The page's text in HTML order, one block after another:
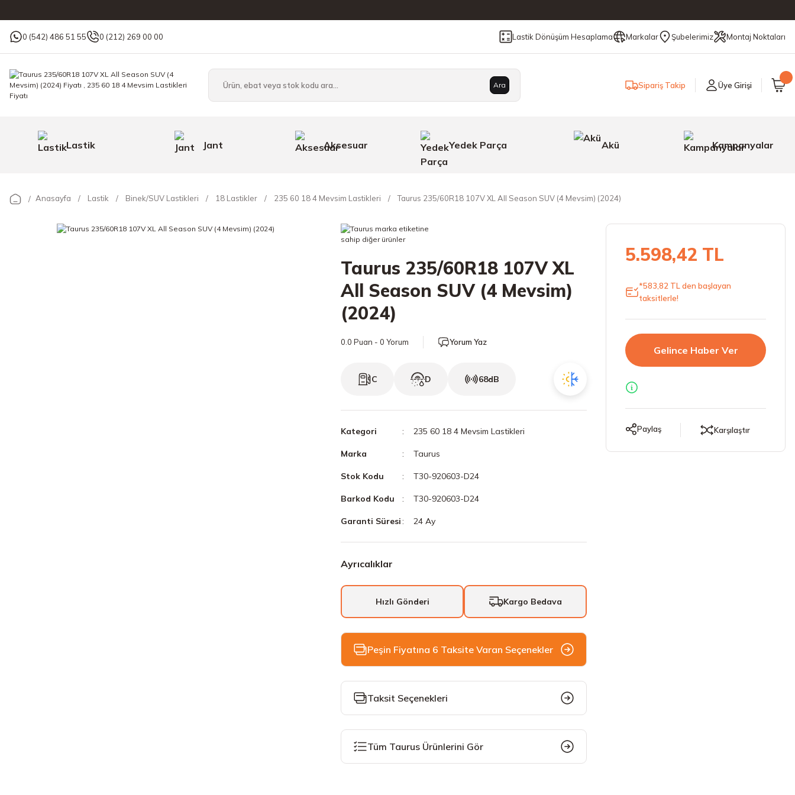
0 (542) 486 51 55 0 (212) 269 00 00 Lastik Dönüşüm Hesaplama Markalar Şubelerimiz Montaj Noktaları
Ara Sipariş Takip Üye Girişi
Lastik Jant Aksesuar Yedek Parça Akü Kampanyalar
Anasayfa Lastik Binek/SUV Lastikleri 18 Lastikler 235 60 18 4 Mevsim Lastikleri Taurus 235/60R18 107V XL All Season SUV (4 Mevsim) (2024)
Taurus 235/60R18 107V XL
All Season SUV (4 Mevsim)
(2024)
0.0 Puan - 0 Yorum Yorum Yaz
C D 68dB
Kategori 235 60 18 4 Mevsim Lastikleri
Marka Taurus
Stok Kodu T30-920603-D24
Barkod Kodu T30-920603-D24
Garanti Süresi 24 Ay
Ayrıcalıklar
Hızlı Gönderi Kargo Bedava
Peşin Fiyatına 6 Taksite Varan Seçenekler
Taksit Seçenekleri
Tüm Taurus Ürünlerini Gör
5.598,42 TL
*583,82 TL den başlayan
taksitlerle!
Gelince Haber Ver
Paylaş Karşılaştır